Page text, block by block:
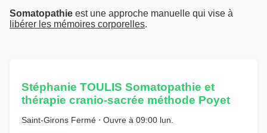
Somatopathie est une approche manuelle qui vise à
libérer les mémoires corporelles.
Stéphanie TOULIS Somatopathie et
thérapie cranio-sacrée méthode Poyet
Saint-Girons Fermé ⋅ Ouvre à 09:00 lun.